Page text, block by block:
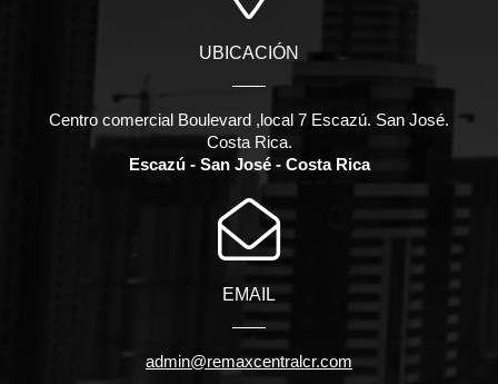
UBICACIÓN
Centro comercial Boulevard ,local 7 Escazú. San José.
Costa Rica.
Escazú - San José - Costa Rica
EMAIL
admin@remaxcentralcr.com